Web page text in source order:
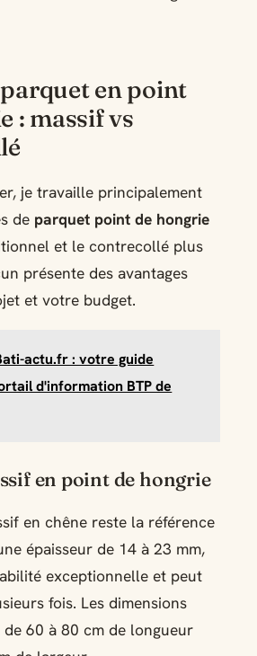
en point
: massif vs
je travaille principalement
de parquet point de hongrie
et le contrecollé plus
présente des avantages
et votre budget.
actu.fr : votre guide
d'information BTP de
en point de hongrie
en chêne reste la référence
épaisseur de 14 à 23 mm,
exceptionnelle et peut
fois. Les dimensions
60 à 80 cm de longueur